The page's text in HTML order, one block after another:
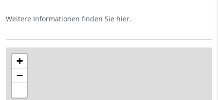
Weitere Informationen finden Sie hier.
+
−